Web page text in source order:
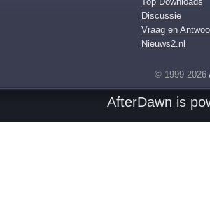
Discussie
Vraag en
Nieuws2.nl
© 1999-2026
AfterDawn is